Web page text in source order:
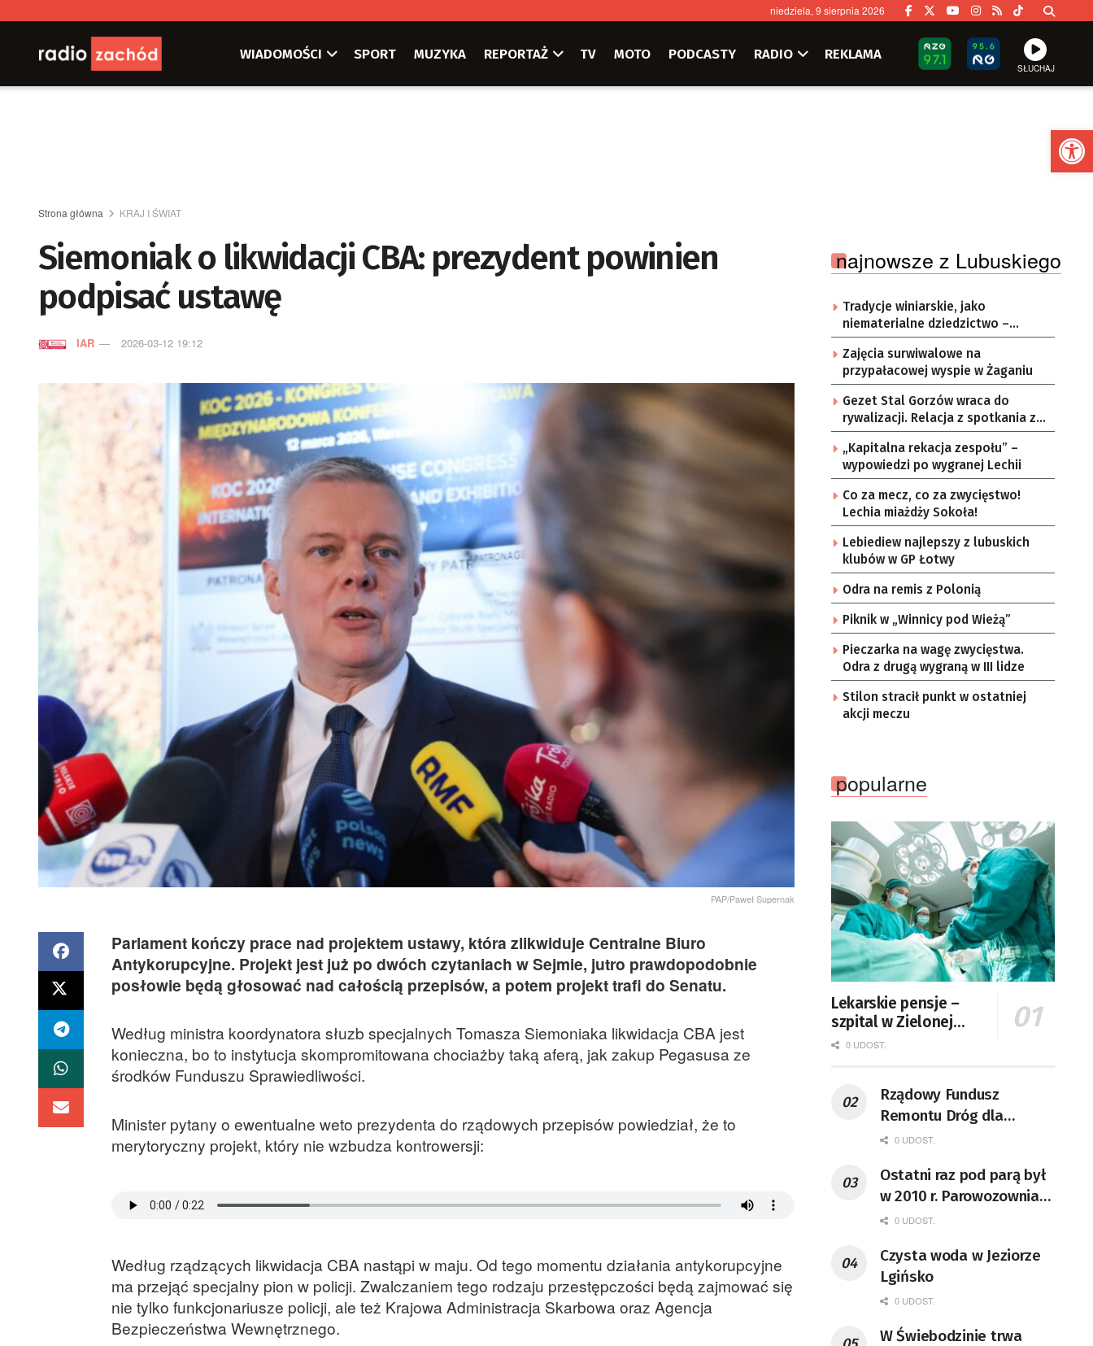
niedziela, 9 sierpnia 2026
WIADOMOŚCI SPORT MUZYKA REPORTAŻ TV MOTO PODCASTY RADIO REKLAMA
SŁUCHAJ
Strona główna KRAJ I ŚWIAT
Siemoniak o likwidacji CBA: prezydent powinien
podpisać ustawę
IAR 2026-03-12 19:12
PAP/Paweł Supernak
Parlament kończy prace nad projektem ustawy, która zlikwiduje Centralne Biuro
Antykorupcyjne. Projekt jest już po dwóch czytaniach w Sejmie, jutro prawdopodobnie
posłowie będą głosować nad całością przepisów, a potem projekt trafi do Senatu.
Według ministra koordynatora słuzb specjalnych Tomasza Siemoniaka likwidacja CBA jest
konieczna, bo to instytucja skompromitowana chociażby taką aferą, jak zakup Pegasusa ze
środków Funduszu Sprawiedliwości.
Minister pytany o ewentualne weto prezydenta do rządowych przepisów powiedział, że to
merytoryczny projekt, który nie wzbudza kontrowersji:
Według rządzących likwidacja CBA nastąpi w maju. Od tego momentu działania antykorupcyjne
ma przejąć specjalny pion w policji. Zwalczaniem tego rodzaju przestępczości będą zajmować się
nie tylko funkcjonariusze policji, ale też Krajowa Administracja Skarbowa oraz Agencja
Bezpieczeństwa Wewnętrznego.
najnowsze z Lubuskiego
Tradycje winiarskie, jako
niematerialne dziedzictwo –
konsultacje i projekt
Zajęcia surwiwalowe na
przypałacowej wyspie w Żaganiu
Gezet Stal Gorzów wraca do
rywalizacji. Relacja z spotkania z
częstochowskimi lwami u nas!
„Kapitalna rekacja zespołu” –
wypowiedzi po wygranej Lechii
Co za mecz, co za zwycięstwo!
Lechia miażdży Sokoła!
Lebiediew najlepszy z lubuskich
klubów w GP Łotwy
Odra na remis z Polonią
Piknik w „Winnicy pod Wieżą”
Pieczarka na wagę zwycięstwa.
Odra z drugą wygraną w III lidze
Stilon stracił punkt w ostatniej
akcji meczu
popularne
Lekarskie pensje –
szpital w Zielonej
Górze podaje dane
0 UDOST.
Rządowy Fundusz
Remontu Dróg dla
województwa lubuskiego
0 UDOST.
Ostatni raz pod parą był
w 2010 r. Parowozownia
Wolsztyn rozpocznie
65
0 UDOST.
Czysta woda w Jeziorze
Lgińsko
0 UDOST.
W Świebodzinie trwa